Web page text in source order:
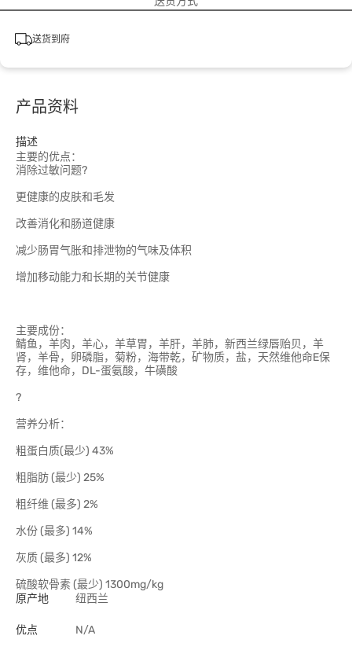
送货到府
产品资料
描述
主要的优点：
消除过敏问题?
更健康的皮肤和毛发
改善消化和肠道健康
减少肠胃气胀和排泄物的气味及体积
增加移动能力和长期的关节健康
主要成份：
鲭鱼，羊肉，羊心，羊草胃，羊肝，羊肺，新西兰绿唇贻贝，羊
肾，羊骨，卵磷脂，菊粉，海带乾，矿物质，盐，天然维他命E保
存，维他命，DL-蛋氨酸，牛磺酸
?
营养分析：
粗蛋白质(最少) 43%
粗脂肪 (最少) 25%
粗纤维 (最多) 2%
水份 (最多) 14%
灰质 (最多) 12%
硫酸软骨素 (最少) 1300mg/kg
原产地
纽西兰
优点 N/A